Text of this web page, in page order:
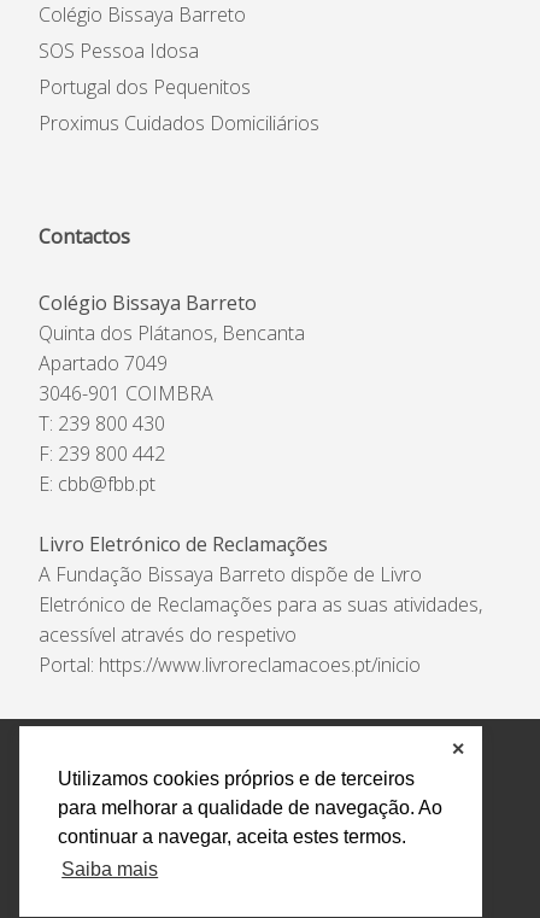
Utilizamos cookies próprios e de terceiros
para melhorar a qualidade de navegação. Ao
continuar a navegar, aceita estes termos.
Saiba mais
✕
Colégio Bissaya Barreto
SOS Pessoa Idosa
Portugal dos Pequenitos
Proximus Cuidados Domiciliários
Contactos
Colégio Bissaya Barreto
Quinta dos Plátanos, Bencanta
Apartado 7049
3046-901 COIMBRA
T: 239 800 430
F: 239 800 442
E: cbb@fbb.pt
Livro Eletrónico de Reclamações
A Fundação Bissaya Barreto dispõe de Livro
Eletrónico de Reclamações para as suas atividades,
acessível através do respetivo
Portal: https://www.livroreclamacoes.pt/inicio
Política de Privacidade e Tratamento de Dados
Encarregado de Proteção de Dados
Livro Eletrónico
de Reclamações
Canal de Denúncias
Todos os direitos reservados Design by AM. Developed by